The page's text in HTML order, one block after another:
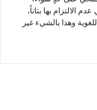
الالتزام بها بتاتاً،
وهذا بالشيء غير